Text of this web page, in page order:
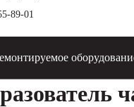
89-01